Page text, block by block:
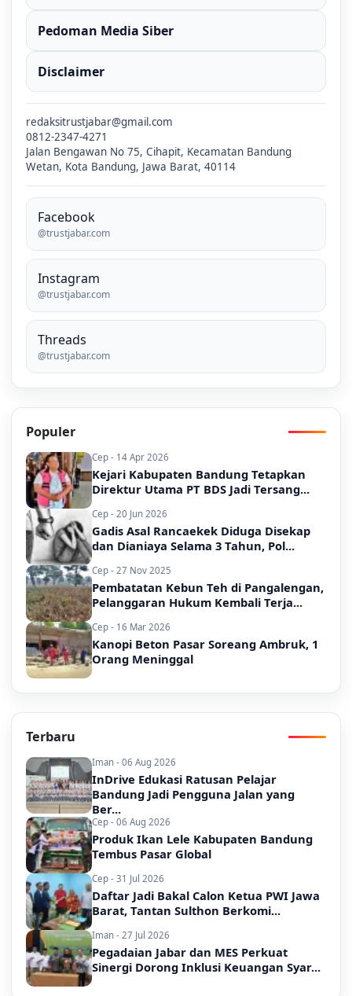
Pedoman Media Siber
Disclaimer
redaksitrustjabar@gmail.com
0812-2347-4271
Jalan Bengawan No 75, Cihapit, Kecamatan Bandung
Wetan, Kota Bandung, Jawa Barat, 40114
Facebook
@trustjabar.com
Instagram
@trustjabar.com
Threads
@trustjabar.com
Populer
Cep - 14 Apr 2026
Kejari Kabupaten Bandung Tetapkan
Direktur Utama PT BDS Jadi Tersang...
Cep - 20 Jun 2026
Gadis Asal Rancaekek Diduga Disekap
dan Dianiaya Selama 3 Tahun, Pol...
Cep - 27 Nov 2025
Pembatatan Kebun Teh di Pangalengan,
Pelanggaran Hukum Kembali Terja...
Cep - 16 Mar 2026
Kanopi Beton Pasar Soreang Ambruk, 1
Orang Meninggal
Terbaru
Iman - 06 Aug 2026
InDrive Edukasi Ratusan Pelajar
Bandung Jadi Pengguna Jalan yang
Ber...
Cep - 06 Aug 2026
Produk Ikan Lele Kabupaten Bandung
Tembus Pasar Global
Cep - 31 Jul 2026
Daftar Jadi Bakal Calon Ketua PWI Jawa
Barat, Tantan Sulthon Berkomi...
Iman - 27 Jul 2026
Pegadaian Jabar dan MES Perkuat
Sinergi Dorong Inklusi Keuangan Syar...